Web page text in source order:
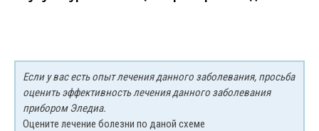
Если у вас есть опыт лечения данного заболевания, просьба
оценить эффективность лечения данного заболевания
прибором Эледиа.
Оцените лечение болезни по даной схеме